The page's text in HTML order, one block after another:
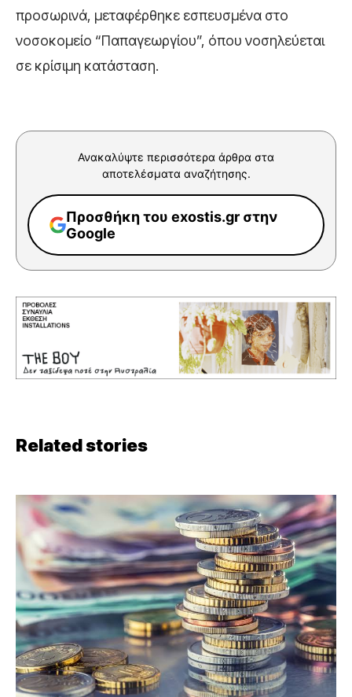
προσωρινά, μεταφέρθηκε εσπευσμένα στο
νοσοκομείο “Παπαγεωργίου”, όπου νοσηλεύεται
σε κρίσιμη κατάσταση.
Ανακαλύψτε περισσότερα άρθρα στα
αποτελέσματα αναζήτησης.
Προσθήκη του exostis.gr στην
Google
Related stories